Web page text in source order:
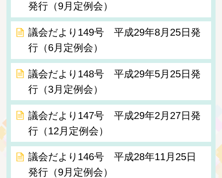
発行（9月定例会）
議会だより149号 平成29年8月25日発
行（6月定例会）
議会だより148号 平成29年5月25日発
行（3月定例会）
議会だより147号 平成29年2月27日発
行（12月定例会）
議会だより146号 平成28年11月25日
発行（9月定例会）